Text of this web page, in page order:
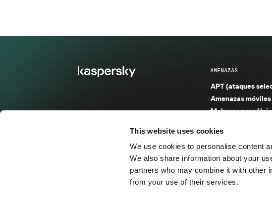
This website uses cookies
We use cookies to personalise content
We also share information about your
partners who may combine it with other
from your use of their services.
AMENAZAS
APT (ataques
Amenazas móviles
Malware para
Entorno seguro (IoT)
Amenazas
Amenazas
Spam y phishing